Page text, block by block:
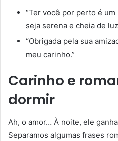
“Ter você por perto é
seja serena e cheia de
“Obrigada pela sua
meu carinho.”
Carinho e
dormir
Ah, o amor… À noite, ele
Separamos algumas frases